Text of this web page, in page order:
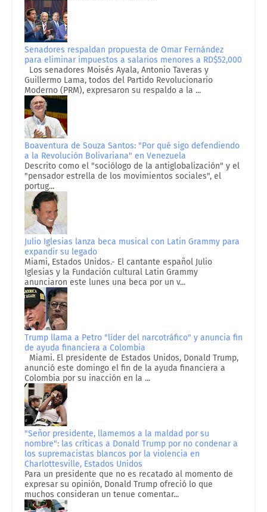
Senadores respaldan propuesta de Omar Fernández
para eliminar impuestos a salarios menores a RD$52,000
Los senadores Moisés Ayala, Antonio Taveras y
Guillermo Lama, todos del Partido Revolucionario
Moderno (PRM), expresaron su respaldo a la ...
Boaventura de Souza Santos: "Por qué sigo defendiendo
a la Revolución Bolivariana" en Venezuela
Descrito como el "sociólogo de la antiglobalización" y el
"pensador estrella de los movimientos sociales", el
portug...
Julio Iglesias lanza beca musical con Latin Grammy para
expandir su legado
Miami, Estados Unidos.- El cantante español Julio
Iglesias y la Fundación cultural Latin Grammy
anunciaron este lunes una beca por un v...
Trump llama a Petro "líder del narcotráfico" y anuncia fin
de ayuda financiera a Colombia
Miami. El presidente de Estados Unidos, Donald Trump,
anunció este domingo el fin de la ayuda financiera a
Colombia por su inacción en la ...
"Señor presidente, llamemos a la maldad por su
nombre": las críticas a Donald Trump por no condenar a
los supremacistas blancos por la violencia en
Charlottesville, Estados Unidos
Para un presidente que no es recatado al momento de
expresar su opinión, Donald Trump ofreció lo que
muchos consideran un tenue comentar...